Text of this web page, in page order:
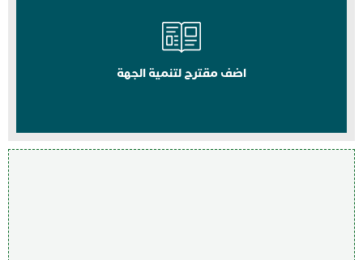
اضف مقترح لتنمية الجهة